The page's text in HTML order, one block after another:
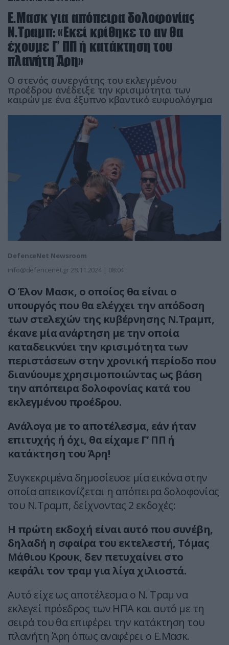
Ε.Μασκ για απόπειρα δολοφονίας
Ν.Τραμπ: «Εκεί κρίθηκε το αν θα
έχουμε Γ’ ΠΠ ή κατάκτηση του
πλανήτη Άρη»
Ο στενός συνεργάτης του εκλεγμένου
προέδρου ανέδειξε την κρισιμότητα των
καιρών με ένα έξυπνο κβαντικό ευφυολόγημα
DefenceNet Newsroom
info@defencenet.gr 28.11.2024 | 08:04
Ο Έλον Μασκ, ο οποίος θα είναι ο
υπουργός που θα ελέγχει την απόδοση
των στελεχών της κυβέρνησης Ν.Τραμπ,
έκανε μία ανάρτηση με την οποία
καταδεικνύει την κρισιμότητα των
περιστάσεων στην χρονική περίοδο που
διανύουμε χρησιμοποιώντας ως βάση
την απόπειρα δολοφονίας κατά του
εκλεγμένου προέδρου.
Ανάλογα με το αποτέλεσμα, εάν ήταν
επιτυχής ή όχι, θα είχαμε Γ’ ΠΠ ή
κατάκτηση του Άρη!
Συγκεκριμένα δημοσίευσε μία εικόνα στην
οποία απεικονίζεται η απόπειρα δολοφονίας
του Ν.Τραμπ, δείχνοντας 2 εκδοχές:
Η πρώτη εκδοχή είναι αυτό που συνέβη,
δηλαδή η σφαίρα του εκτελεστή, Τόμας
Μάθιου Κρουκ, δεν πετυχαίνει στο
κεφάλι τον τραμ για λίγα χιλιοστά.
Αυτό είχε ως αποτέλεσμα ο Ν. Τραμ να
εκλεγεί πρόεδρος των ΗΠΑ και αυτό με τη
σειρά του θα επιφέρει την κατάκτηση του
πλανήτη Άρη όπως αναφέρει ο Ε.Μασκ.